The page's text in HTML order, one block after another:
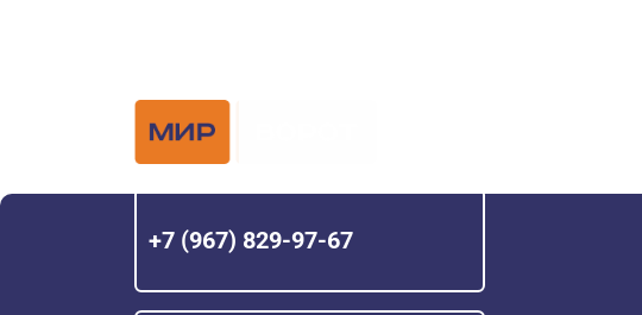
+7 (967) 829-97-67